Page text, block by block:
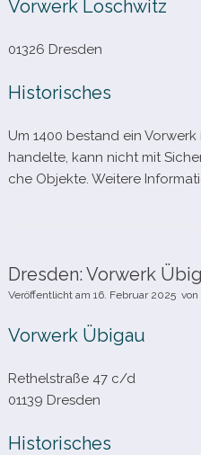
Vorwerk Loschwitz
01326 Dresden
Historisches
Um 1400 bestand ein
han­delte, kann nicht mit
che Objekte. Weitere
Dresden: Vorwerk
Veröffentlicht am 16. Februar 2025 von
Vorwerk Übigau
Rethelstraße 47 c/​d
01139 Dresden
Historisches